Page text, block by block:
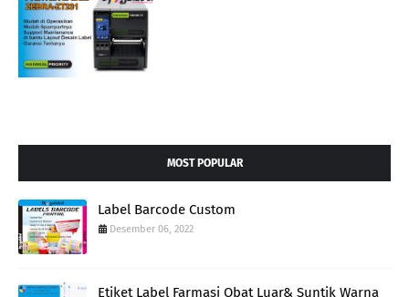
MOST POPULAR
Label Barcode Custom
Desember 06, 2022
Etiket Label Farmasi Obat Luar& Suntik Warna